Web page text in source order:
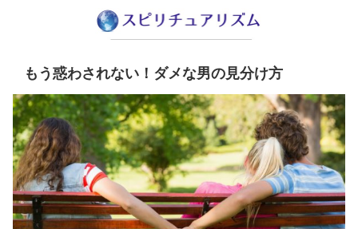
もう惑わされない！ダメな男の見分け方